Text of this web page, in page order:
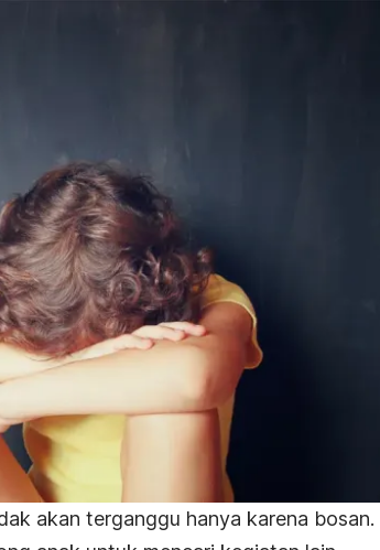
akan terganggu hanya karena bosan.